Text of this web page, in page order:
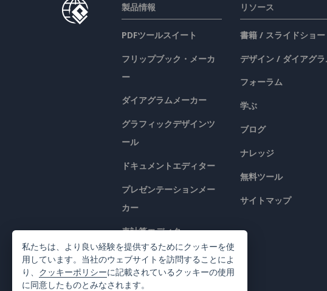
製品情報
PDFツールスイート
フリップブック・メーカ
ー
ダイアグラムメーカー
グラフィックデザインツ
ール
ドキュメントエディター
プレゼンテーションメー
カー
表計算エディター
価格
リソース
書籍 / スライドショー
デザイン / ダイアグラ
フォーラム
学ぶ
ブログ
ナレッジ
無料ツール
サイトマップ
私たちは、より良い経験を提供するためにクッキーを使
用しています。当社のウェブサイトを訪問することによ
り、 クッキーポリシーに記載されているクッキーの使用
に同意したものとみなされます。